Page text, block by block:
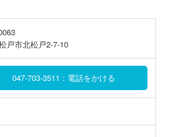
戸市北松戸2-7-10
047-703-3511：電話をかける